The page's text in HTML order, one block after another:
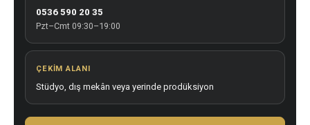
0536 590 20 35
Pzt–Cmt 09:30–19:00
ÇEKIM ALANI
Stüdyo, dış mekân veya yerinde prodüksiyon